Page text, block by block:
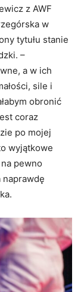
z AWF
w
tytułu stanie
–
a w ich
sile i
obronić
coraz
po mojej
wyjątkowe
pewno
naprawdę